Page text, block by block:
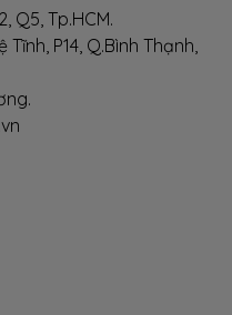
Q5, Tp.HCM.
P14, Q.Bình Thạnh,